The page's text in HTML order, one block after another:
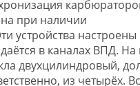
при наличии
устройства настроены
в каналах ВПД.
двухцилиндровый,
из четырёх.